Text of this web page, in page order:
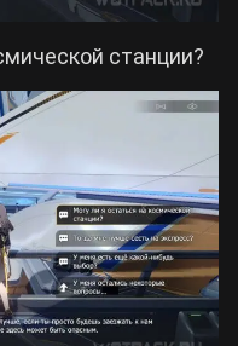
станции?